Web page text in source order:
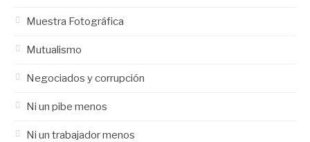
Muestra Fotográfica
Mutualismo
Negociados y corrupción
Ni un pibe menos
Ni un trabajador menos